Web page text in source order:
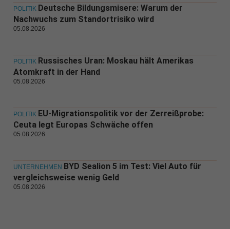
POLITIK Deutsche Bildungsmisere: Warum der
Nachwuchs zum Standortrisiko wird
05.08.2026
POLITIK Russisches Uran: Moskau hält Amerikas
Atomkraft in der Hand
05.08.2026
POLITIK EU-Migrationspolitik vor der Zerreißprobe:
Ceuta legt Europas Schwäche offen
05.08.2026
UNTERNEHMEN BYD Sealion 5 im Test: Viel Auto für
vergleichsweise wenig Geld
05.08.2026